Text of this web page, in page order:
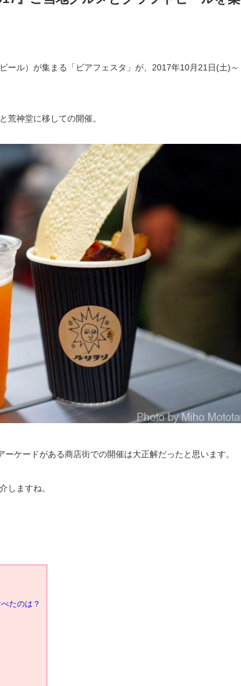
ール）が集まる「ビアフェスタ」が、2017年10月21日(土)～
荒神堂に移しての開催。
ケードがある商店街での開催は大正解だったと思います。
しますね。
たのは？